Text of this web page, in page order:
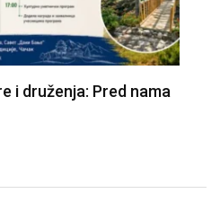
i druženja: Pred nama